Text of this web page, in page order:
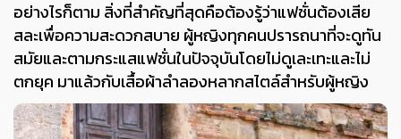
อย่างไรก็ตาม สิ่งที่สำคัญที่สุดคือต้องรู้ว่าแฟชั่นต้องเสีย
สละเพื่อความสะดวกสบาย ผู้หญิงทุกคนปรารถนาที่จะดูทัน
สมัยและตามกระแสแฟชั่นในปัจจุบันโดยไม่ดูเละเทะและไม่
ตกยุค มาแล้วกับเสื้อผ้าลำลองหลากสไตล์สำหรับผู้หญิง